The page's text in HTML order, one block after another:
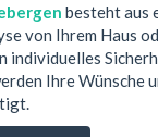
besteht aus
von Ihrem Haus
individuelles
Ihre Wünsche